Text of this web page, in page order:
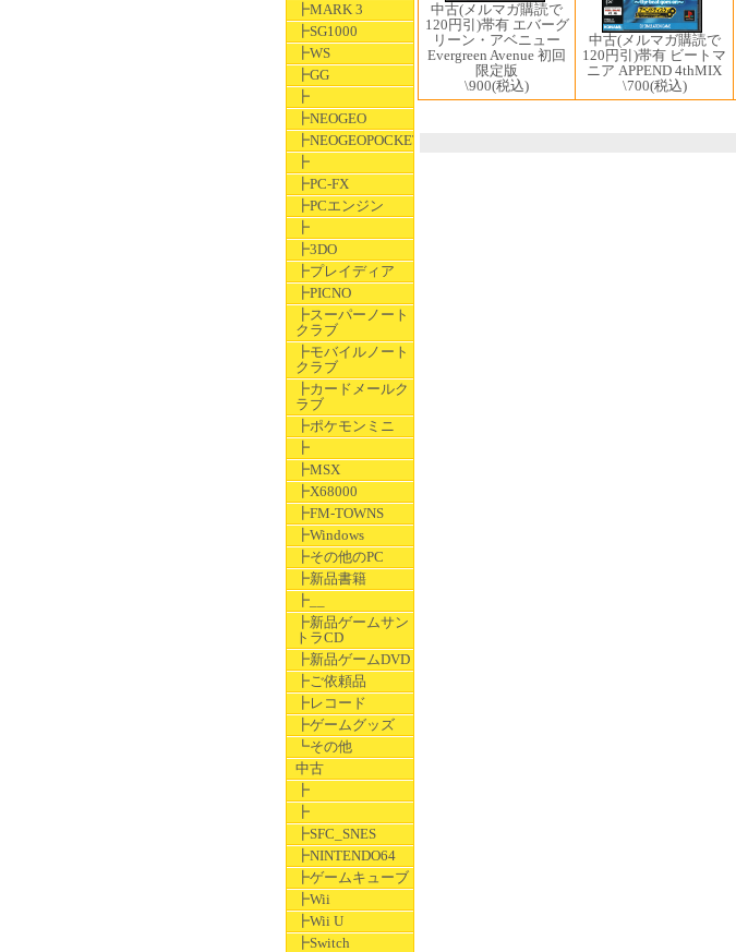
┣MARK 3
┣SG1000
┣WS
┣GG
┣
┣NEOGEO
┣NEOGEOPOCKET
┣
┣PC-FX
┣PCエンジン
┣
┣3DO
┣プレイディア
┣PICNO
┣スーパーノート
クラブ
┣モバイルノート
クラブ
┣カードメールク
ラブ
┣ポケモンミニ
┣
┣MSX
┣X68000
┣FM-TOWNS
┣Windows
┣その他のPC
┣新品書籍
┣__
┣新品ゲームサン
トラCD
┣新品ゲームDVD
┣ご依頼品
┣レコード
┣ゲームグッズ
┗その他
中古
┣
┣
┣SFC_SNES
┣NINTENDO64
┣ゲームキューブ
┣Wii
┣Wii U
┣Switch
中古(メルマガ購読で
120円引)帯有 エバーグ
リーン・アベニュー
Evergreen Avenue 初回
限定版
\900(税込)
中古(メルマガ購読で
120円引)帯有 ビートマ
ニア APPEND 4thMIX
\700(税込)